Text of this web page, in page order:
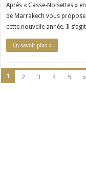
Après « Casse-Noisettes »
de Marrakech vous
cette nouvelle année. Il
En savoir plus »
1 2 3 4 5 »